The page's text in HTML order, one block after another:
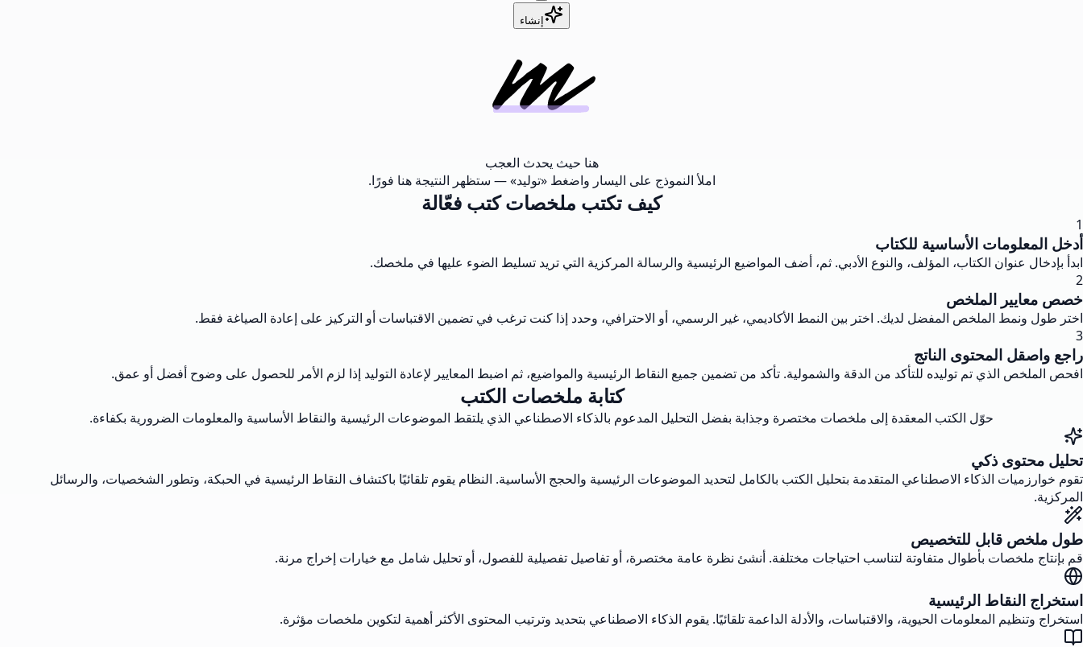
إنشاء
هنا حيث يحدث العجب
املأ النموذج على اليسار واضغط «توليد» — ستظهر النتيجة هنا فورًا.
كيف تكتب ملخصات كتب فعّالة
1
أدخل المعلومات الأساسية للكتاب
ابدأ بإدخال عنوان الكتاب، المؤلف، والنوع الأدبي. ثم، أضف المواضيع الرئيسية والرسالة المركزية التي تريد تسليط الضوء عليها في ملخصك.
2
خصص معايير الملخص
اختر طول ونمط الملخص المفضل لديك. اختر بين النمط الأكاديمي، غير الرسمي، أو الاحترافي، وحدد إذا كنت ترغب في تضمين الاقتباسات أو التركيز على إعادة الصياغة فقط.
3
راجع واصقل المحتوى الناتج
افحص الملخص الذي تم توليده للتأكد من الدقة والشمولية. تأكد من تضمين جميع النقاط الرئيسية والمواضيع، ثم اضبط المعايير لإعادة التوليد إذا لزم الأمر للحصول على وضوح أفضل أو عمق.
كتابة ملخصات الكتب
حوّل الكتب المعقدة إلى ملخصات مختصرة وجذابة بفضل التحليل المدعوم بالذكاء الاصطناعي الذي يلتقط الموضوعات الرئيسية والنقاط الأساسية والمعلومات الضرورية بكفاءة.
تحليل محتوى ذكي
تقوم خوارزميات الذكاء الاصطناعي المتقدمة بتحليل الكتب بالكامل لتحديد الموضوعات الرئيسية والحجج الأساسية. النظام يقوم تلقائيًا باكتشاف النقاط الرئيسية في الحبكة، وتطور الشخصيات، والرسائل
المركزية.
طول ملخص قابل للتخصيص
قم بإنتاج ملخصات بأطوال متفاوتة لتناسب احتياجات مختلفة. أنشئ نظرة عامة مختصرة، أو تفاصيل تفصيلية للفصول، أو تحليل شامل مع خيارات إخراج مرنة.
استخراج النقاط الرئيسية
استخراج وتنظيم المعلومات الحيوية، والاقتباسات، والأدلة الداعمة تلقائيًا. يقوم الذكاء الاصطناعي بتحديد وترتيب المحتوى الأكثر أهمية لتكوين ملخصات مؤثرة.